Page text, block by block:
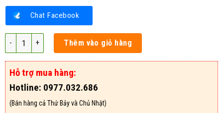
Chat Facebook
Cây thông Noel cao 60cm full phụ kiện trang trí số lượng
Thêm vào giỏ hàng
Hỗ trợ mua hàng:
Hotline: 0977.032.686
(Bán hàng cả Thứ Bảy và Chủ Nhật)